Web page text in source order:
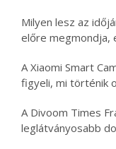
Milyen lesz az
előre megmondja,
A Xiaomi Smart
figyeli, mi történik
A Divoom Times
leglátványosabb